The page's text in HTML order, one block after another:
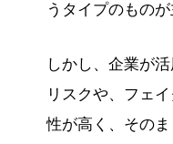
うタイプのものが
しかし、企業が
リスクや、フェ
性が高く、その